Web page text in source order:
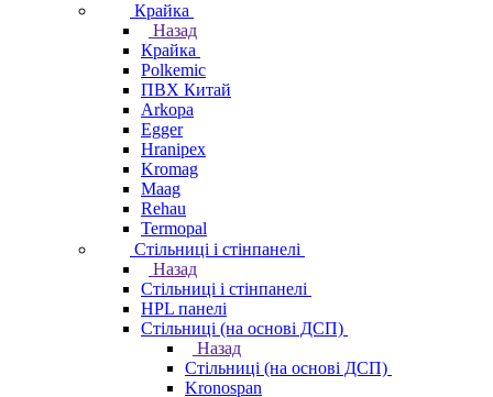
Крайка
Назад
Крайка
Polkemic
ПВХ Китай
Arkopa
Egger
Hranipex
Kromag
Maag
Rehau
Termopal
Стільниці і стінпанелі
Назад
Стільниці і стінпанелі
HPL панелі
Стільниці (на основі ДСП)
Назад
Стільниці (на основі ДСП)
Kronospan